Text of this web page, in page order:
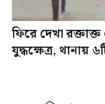
ফিরে দেখা
যুদ্ধক্ষেত্র, থানায়